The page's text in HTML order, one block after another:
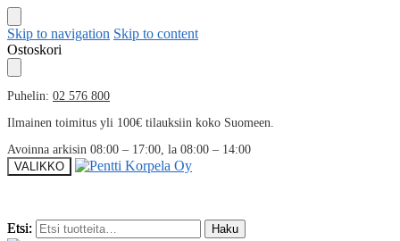
Skip to navigation Skip to content
Ostoskori
Puhelin: 02 576 800
Ilmainen toimitus yli 100€ tilauksiin koko Suomeen.
Avoinna arkisin 08:00 – 17:00, la 08:00 – 14:00
VALIKKO
Etsi: Haku
Etsi: Haku